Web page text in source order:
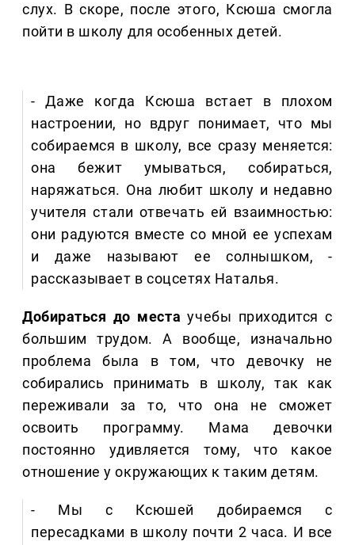
слух. В скоре, после этого, Ксюша смогла
пойти в школу для особенных детей.
- Даже когда Ксюша встает в плохом
настроении, но вдруг понимает, что мы
собираемся в школу, все сразу меняется:
она бежит умываться, собираться,
наряжаться. Она любит школу и недавно
учителя стали отвечать ей взаимностью:
они радуются вместе со мной ее успехам
и даже называют ее солнышком, -
рассказывает в соцсетях Наталья.
Добираться до места учебы приходится с
большим трудом. А вообще, изначально
проблема была в том, что девочку не
собирались принимать в школу, так как
переживали за то, что она не сможет
освоить программу. Мама девочки
постоянно удивляется тому, что какое
отношение у окружающих к таким детям.
- Мы с Ксюшей добираемся с
пересадками в школу почти 2 часа. И все